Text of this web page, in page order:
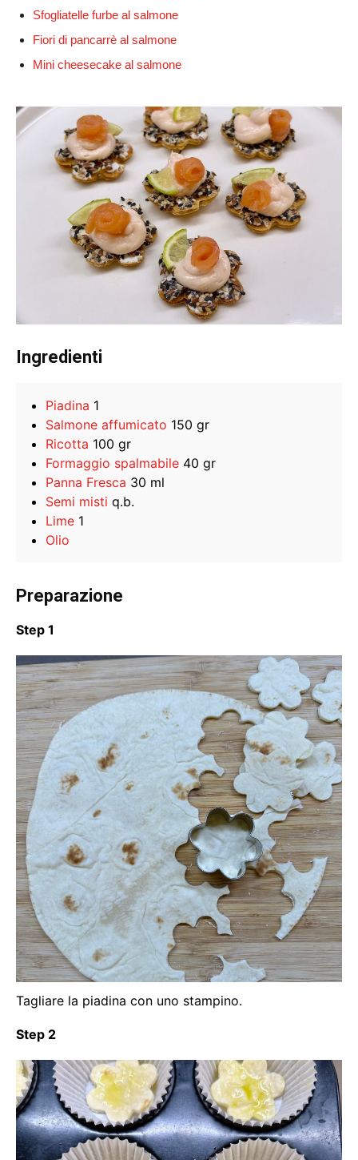
Sfogliatelle furbe al salmone
Fiori di pancarrè al salmone
Mini cheesecake al salmone
Ingredienti
Piadina 1
Salmone affumicato 150 gr
Ricotta 100 gr
Formaggio spalmabile 40 gr
Panna Fresca 30 ml
Semi misti q.b.
Lime 1
Olio
Preparazione
Step 1
Tagliare la piadina con uno stampino.
Step 2